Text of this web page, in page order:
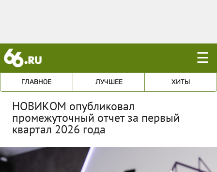
☰
ГЛАВНОЕ ЛУЧШЕЕ ХИТЫ
НОВИКОМ опубликовал
промежуточный отчет за первый
квартал 2026 года